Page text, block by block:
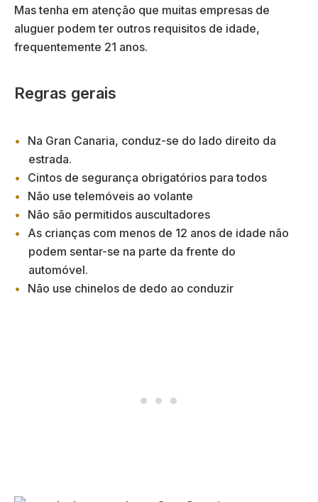
Mas tenha em atenção que muitas empresas de
aluguer podem ter outros requisitos de idade,
frequentemente 21 anos.
Regras gerais
Na Gran Canaria, conduz-se do lado direito da
estrada.
Cintos de segurança obrigatórios para todos
Não use telemóveis ao volante
Não são permitidos auscultadores
As crianças com menos de 12 anos de idade não
podem sentar-se na parte da frente do
automóvel.
Não use chinelos de dedo ao conduzir